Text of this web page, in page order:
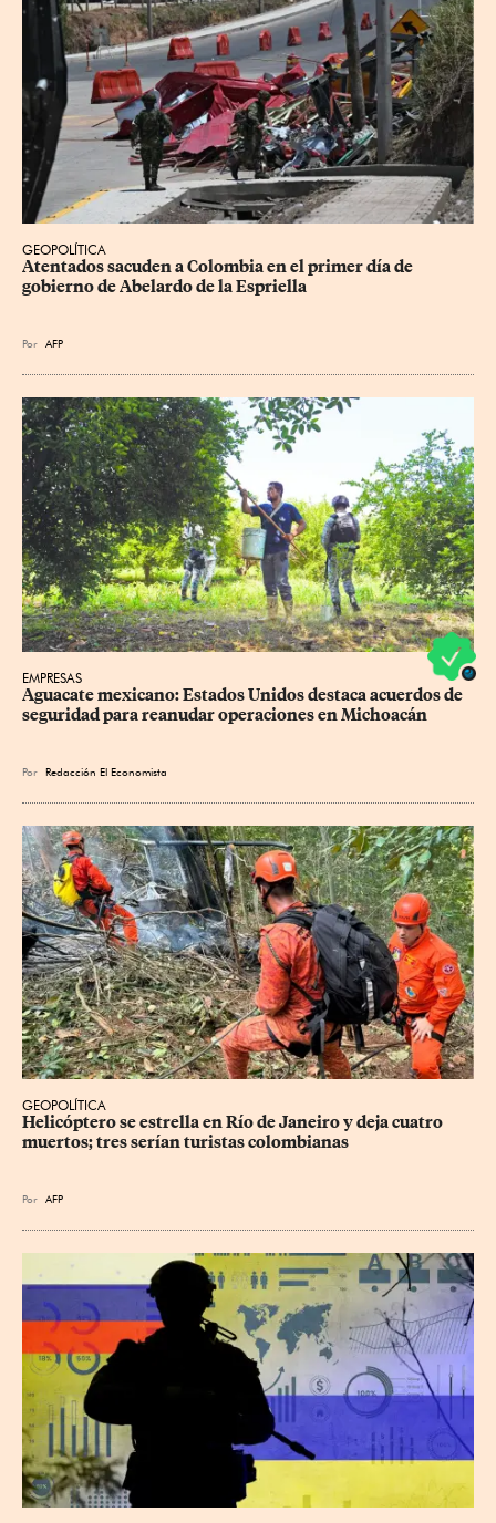
GEOPOLÍTICA
Atentados sacuden a Colombia en el primer día de
gobierno de Abelardo de la Espriella
Por AFP
EMPRESAS
Aguacate mexicano: Estados Unidos destaca acuerdos de
seguridad para reanudar operaciones en Michoacán
Por Redacción El Economista
GEOPOLÍTICA
Helicóptero se estrella en Río de Janeiro y deja cuatro
muertos; tres serían turistas colombianas
Por AFP